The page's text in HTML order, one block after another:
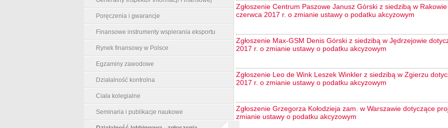
Poręczenia i gwarancje
Finansowe instrumenty wspierania eksportu
Rynek finansowy w Polsce
Egzaminy zawodowe
Działalność kontrolna
Ciała kolegialne
Seminaria i publikacje naukowe
Zgłoszenie Centrum Paszowe Janusz Górski z siedzibą w
czerwca 2017 r. o zmianie ustawy o podatku akcyzowym
Zgłoszenie Max-GSM Denis Górski z siedzibą w Jędrzejowie
2017 r. o zmianie ustawy o podatku akcyzowym
Zgłoszenie Leo de Wink Leszek Winkler z siedzibą w Zgierzu
2017 r. o zmianie ustawy o podatku akcyzowym
Zgłoszenie Grzegorza Kołodzieja zam. w Warszawie dotyczące
zmianie ustawy o podatku akcyzowym